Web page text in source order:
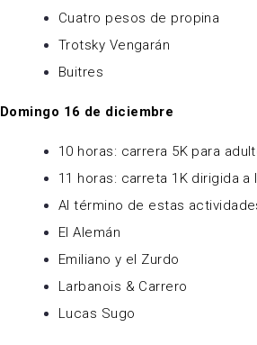
Cuatro pesos de propina
Trotsky Vengarán
Buitres
Domingo 16 de diciembre
10 horas: carrera 5K para
11 horas: carreta 1K dirigida
Al término de estas
El Alemán
Emiliano y el Zurdo
Larbanois & Carrero
Lucas Sugo